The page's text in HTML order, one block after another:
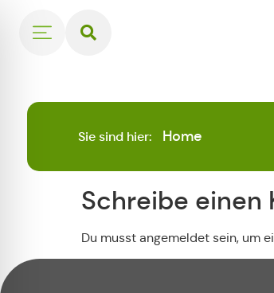
Sie sind hier: Home
Schreibe einen
Du musst angemeldet sein, um